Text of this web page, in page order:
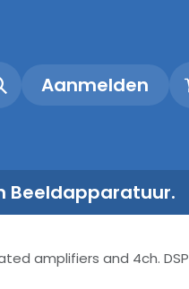
Aanmelden
Beeldapparatuur.
amplifiers and 4ch. DSP